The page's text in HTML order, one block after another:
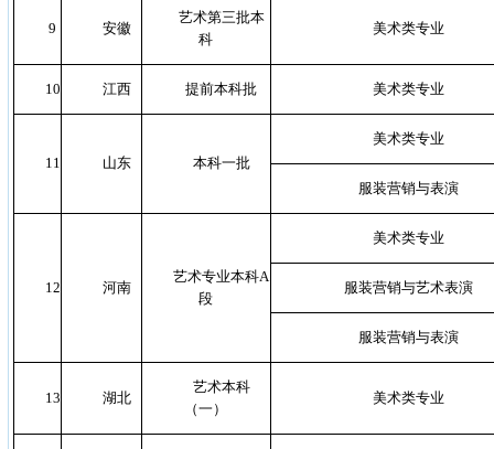
9 安徽
艺术第三批本
科
美术类专业
10 江西 提前本科批 美术类专业
11 山东 本科一批
美术类专业
服装营销与表演
12 河南
艺术专业本科A
段
美术类专业
服装营销与艺术表演
服装营销与表演
13 湖北
艺术本科
（一）
美术类专业